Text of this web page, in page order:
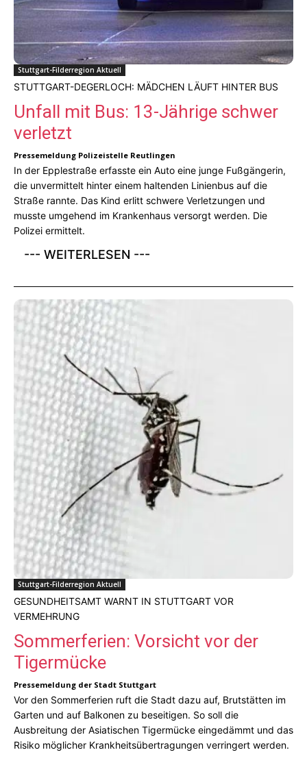
Stuttgart-Filderregion Aktuell
STUTTGART-DEGERLOCH: MÄDCHEN LÄUFT HINTER BUS
Unfall mit Bus: 13-Jährige schwer
verletzt
Pressemeldung Polizeistelle Reutlingen
In der Epplestraße erfasste ein Auto eine junge Fußgängerin,
die unvermittelt hinter einem haltenden Linienbus auf die
Straße rannte. Das Kind erlitt schwere Verletzungen und
musste umgehend im Krankenhaus versorgt werden. Die
Polizei ermittelt.
--- WEITERLESEN ---
Stuttgart-Filderregion Aktuell
GESUNDHEITSAMT WARNT IN STUTTGART VOR
VERMEHRUNG
Sommerferien: Vorsicht vor der
Tigermücke
Pressemeldung der Stadt Stuttgart
Vor den Sommerferien ruft die Stadt dazu auf, Brutstätten im
Garten und auf Balkonen zu beseitigen. So soll die
Ausbreitung der Asiatischen Tigermücke eingedämmt und das
Risiko möglicher Krankheitsübertragungen verringert werden.